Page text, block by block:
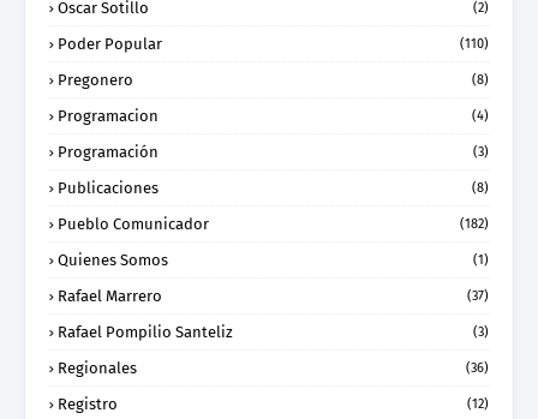
Oscar Sotillo (2)
Poder Popular (110)
Pregonero (8)
Programacion (4)
Programación (3)
Publicaciones (8)
Pueblo Comunicador (182)
Quienes Somos (1)
Rafael Marrero (37)
Rafael Pompilio Santeliz (3)
Regionales (36)
Registro (12)